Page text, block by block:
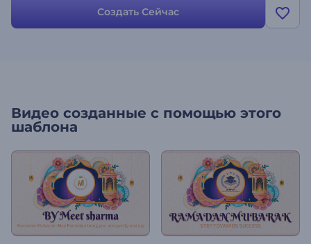
текст и энергичный фоновый музыкальный трек, чтобы
завершить праздничную атмосферу. Создавайте прямо сейчас
Создать Сейчас
Видео созданные с помощью этого
шаблона